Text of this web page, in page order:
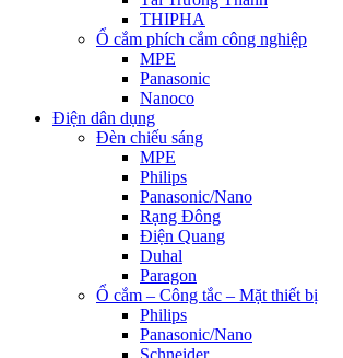
THIPHA
Ổ cắm phích cắm công nghiệp
MPE
Panasonic
Nanoco
Điện dân dụng
Đèn chiếu sáng
MPE
Philips
Panasonic/Nano
Rạng Đông
Điện Quang
Duhal
Paragon
Ổ cắm – Công tắc – Mặt thiết bị
Philips
Panasonic/Nano
Schneider